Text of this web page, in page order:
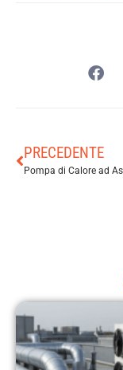
PRECEDENTE